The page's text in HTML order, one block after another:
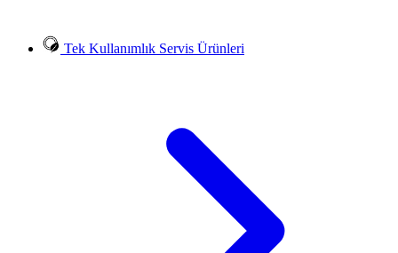
Tek Kullanımlık Servis Ürünleri